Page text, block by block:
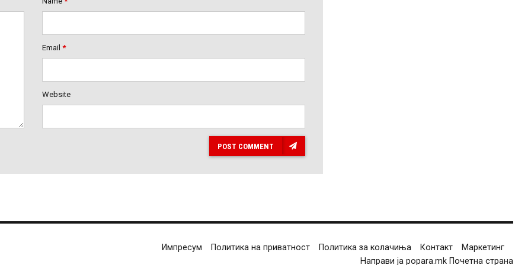
Email *
Website
POST COMMENT
Импресум Политика на приватност Политика за колачиња Контакт
Маркетинг
Направи ја popara.mk Почетна страна